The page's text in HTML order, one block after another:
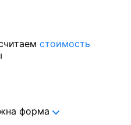
стоимость
форма